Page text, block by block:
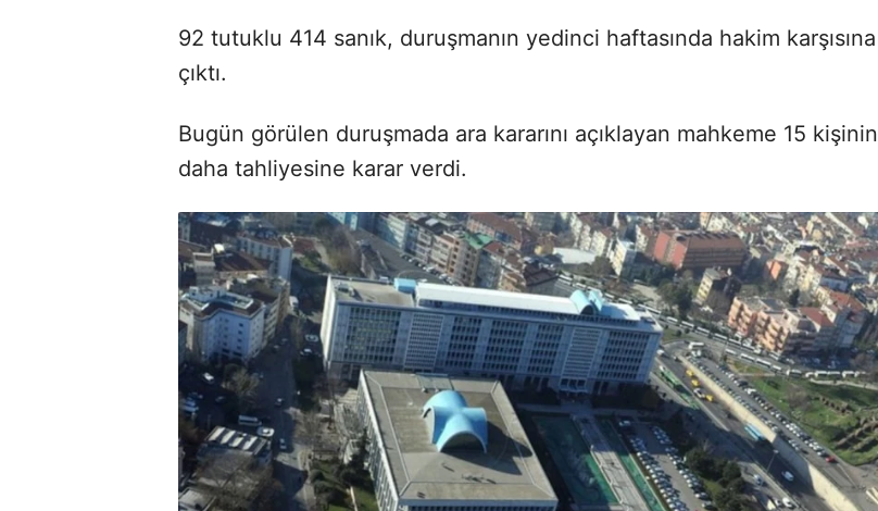
92 tutuklu 414 sanık, duruşmanın yedinci haftasında hakim karşısına
çıktı.
Bugün görülen duruşmada ara kararını açıklayan mahkeme 15 kişinin
daha tahliyesine karar verdi.